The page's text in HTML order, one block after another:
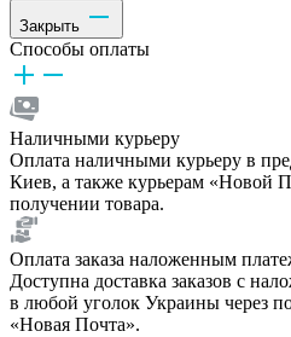
Закрыть
Способы оплаты
Наличными курьеру
Оплата наличными курьеру в
Киев, а также курьерам «Новой
получении товара.
Оплата заказа наложенным
Доступна доставка заказов с
в любой уголок Украины через
«Новая Почта».